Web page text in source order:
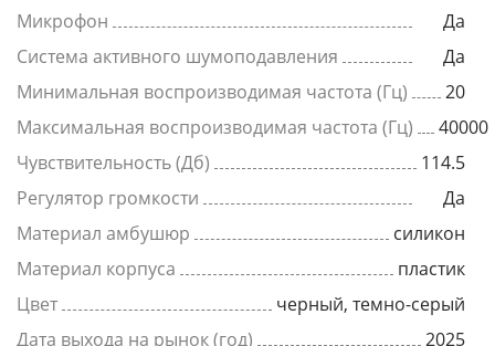
Микрофон
Да
Система активного шумоподавления
Да
Минимальная воспроизводимая частота (Гц)
20
Максимальная воспроизводимая частота (Гц)
40000
Чувствительность (Дб)
114.5
Регулятор громкости
Да
Материал амбушюр
силикон
Материал корпуса
пластик
Цвет
черный, темно-серый
Дата выхода на рынок (год)
2025